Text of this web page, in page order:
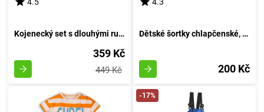
Kojenecký set s dlouhými rukávy, Pidilidi, PD1003, pro dívku - velikost 68/74 | 6-9 měsíců
359 Kč
449 Kč
Dětské šortky chlapčenské, Minoti, DESERT 2, zelené - velikost 92/98 | pro věk 2-3 let
200 Kč
-17%